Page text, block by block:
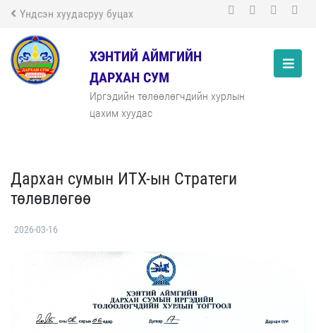
Үндсэн хуудасруу буцах
ХЭНТИЙ АЙМГИЙН
ДАРХАН СУМ
Иргэдийн төлөөлөгчдийн хурлын
цахим хуудас
Дархан сумын ИТХ-ын Стратеги
төлөвлөгөө
2026-03-16